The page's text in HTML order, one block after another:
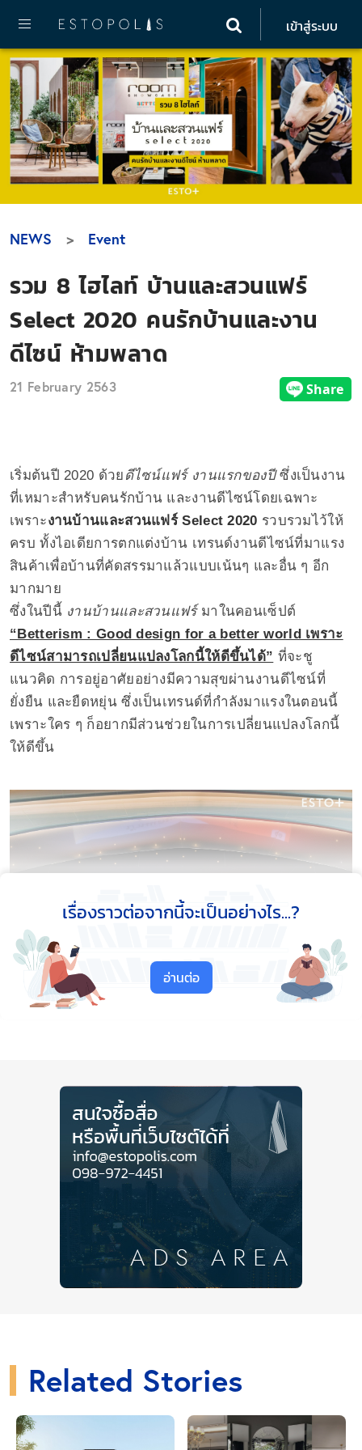
เข้าสู่ระบบ
NEWS Event
รวม 8 ไฮไลท์ บ้านและสวนแฟร์
Select 2020 คนรักบ้านและงาน
ดีไซน์ ห้ามพลาด
21 February 2563
เริ่มต้นปี 2020 ด้วย ดีไซน์แฟร์ งานแรกของปีซึ่งเป็นงาน
ที่เหมาะสำหรับคนรักบ้าน และงานดีไซน์โดยเฉพาะ
เพราะงานบ้านและสวนแฟร์ Select 2020 รวบรวมไว้ให้
ครบ ทั้งไอเดียการตกแต่งบ้าน เทรนด์งานดีไซน์ที่มาแรง
สินค้าเพื่อบ้านที่คัดสรรมาแล้วแบบเน้นๆ และอื่น ๆ อีก
มากมาย
ซึ่งในปีนี้ งานบ้านและสวนแฟร์มาในคอนเซ็ปต์
“Betterism : Good design for a better world เพราะ
ดีไซน์สามารถเปลี่ยนแปลงโลกนี้ให้ดีขึ้นได้” ที่จะชู
แนวคิด การอยู่อาศัยอย่างมีความสุขผ่านงานดีไซน์ที่
ยั่งยืน และยืดหยุ่น ซึ่งเป็นเทรนด์ที่กำลังมาแรงในตอนนี้
เพราะใคร ๆ ก็อยากมีส่วนช่วยในการเปลี่ยนแปลงโลกนี้
ให้ดีขึ้น
ไฮไลท์ 8 โซนเด็ด ๆที่พลาดไม่ได้ เมื่อมางานบ้านและ
สวนแฟร์ Select 2020 มาฝากทุกคนกันค่ะ ซึ่งต้องบอกเลย
ว่า มางานนี้ นอกจากจะได้ไอเดียดีๆ สินค้าเด็ดๆแล้ว ยังมี
มุมสวย ๆ ให้ถ่ายรูปเช็คอินกันอีกเพียบ ถ้าพร้อมแล้ว ตาม
มาเลยค่ะ
Close Ads
เรื่องราวต่อจากนี้จะเป็นอย่างไร...?
อ่านต่อ
Related Stories